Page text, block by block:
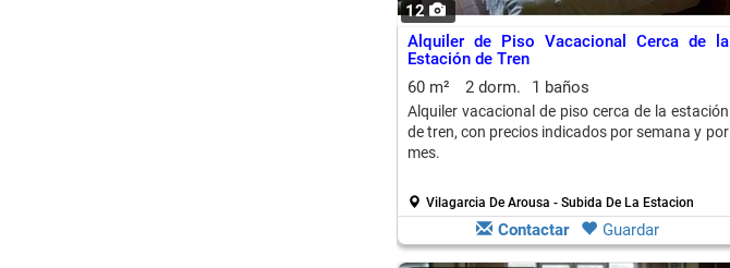
12
Alquiler de Piso Vacacional Cerca de la
Estación de Tren
60 m²
2 dorm. 1 baños
Alquiler vacacional de piso cerca de la estación
de tren, con precios indicados por semana y por
mes.
Vilagarcia De Arousa - Subida De La Estacion
Contactar Guardar